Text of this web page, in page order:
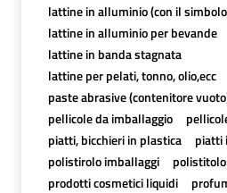
lattine in alluminio (con il
lattine in alluminio per bevande
lattine in banda stagnata
lattine per pelati, tonno, olio,ecc
paste abrasive (contenitore
pellicole da imballaggio
piatti, bicchieri in plastica
piatti
polistirolo imballaggi
prodotti cosmetici liquidi